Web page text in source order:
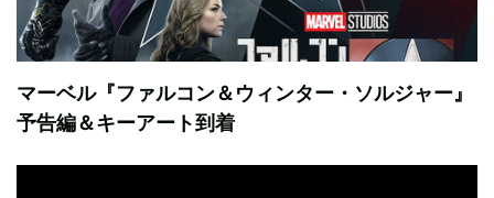
マーベル『ファルコン＆ウィンター・ソルジャー』
予告編＆キーアート到着